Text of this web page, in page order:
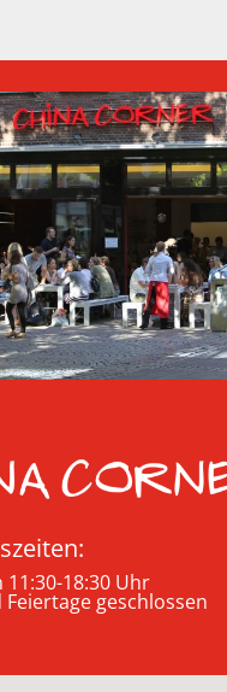
11:30-18:30 Uhr
geschlossen